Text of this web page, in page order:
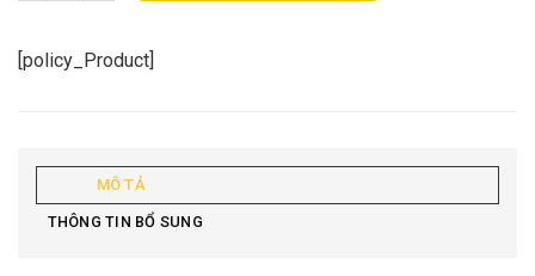
[policy_Product]
MÔ TẢ
THÔNG TIN BỔ SUNG